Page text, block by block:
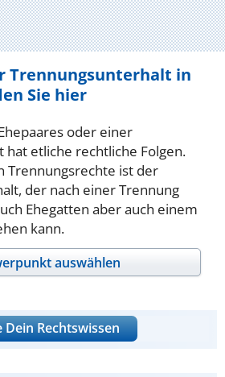
Trennungsunterhalt in
Sie hier
oder einer
hat etliche rechtliche Folgen.
Trennungsrechte ist der
der nach einer Trennung
Ehegatten aber auch einem
kann.
auswählen
Dein Rechtswissen